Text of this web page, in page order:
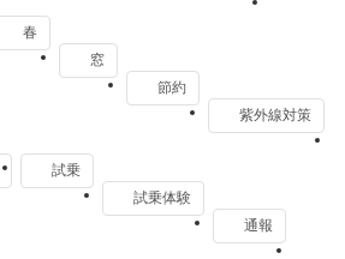
春
窓
節約
紫外線対策
試乗
試乗体験
通報